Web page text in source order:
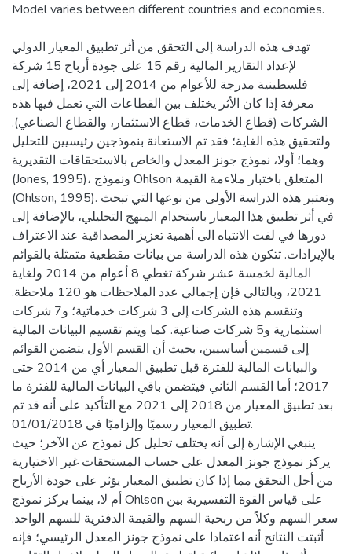
Model varies between different countries and economies.
تهدف هذه الدراسة إلى التحقق من أثر تطبيق المعيار الدولي
لإعداد التقارير المالية رقم 15 على جودة أرباح 15 شركة
فلسطينية مدرجة للأعوام من 2014 إلى 2021، إضافة إلى
معرفة إذا كان الأثر يختلف بين القطاعات التي تعمل فيها هذه
الشركات (قطاع الخدمات، قطاع الاستثمار، والقطاع الصناعي).
ولتحقيق هذه الغاية؛ فقد تم الاستعانة بنموذجين رئيسيين للتحليل
وهما؛ أولا، نموذج جونز المعدل والخاص بالاستحقاقات التقديرية
(Jones, 1995)، ونموذج Ohlson المتعلق باختبار ملاءمة القيمة
(Ohlson, 1995). وتعتبر هذه الدراسة الأولى من نوعها التي تبحث
في أثر تطبيق هذا المعيار باستخدام المنهج التحليلي، بالإضافة إلى
دورها في لفت الانتباه الى أهمية تعزيز المصداقية عند الاعتراف
بالإيرادات. تتكون هذه الدراسة من بيانات مقطعية متمثلة بالقوائم
المالية لخمسة عشر شركة تغطي 8 أعوام من 2014 ولغاية
2021، وبالتالي فإن إجمالي عدد الملاحظات هو 120 ملاحظة.
وتنقسم هذه الشركات إلى 3 شركات خدماتية؛ و7 شركات
استثمارية و5 شركات صناعية. كما ويتم تقسيم البيانات المالية
إلى قسمين أساسيين، بحيث أن القسم الأول يتضمن القوائم
والبيانات المالية للفترة قبل تطبيق المعيار أي من 2014 حتى
2017؛ أما القسم الثاني فيتضمن باقي البيانات المالية للفترة ما
بعد تطبيق المعيار من 2018 إلى 2021 مع التأكيد على أنه قد تم
تطبيق المعيار رسميًا وإلزاميًا في 01/01/2018.
ينبغي الإشارة إلى أنه يختلف تحليل كل نموذج عن الآخر؛ حيث
يركز نموذج جونز المعدل على حساب المستحقات غير الاختيارية
من أجل التحقق مما إذا كان تطبيق المعيار يؤثر على جودة الأرباح
أم لا، بينما يركز نموذج Ohlson على قياس القوة التفسيرية بين
سعر السهم وكلاً من ربحية السهم والقيمة الدفترية للسهم الواحد.
أثبتت النتائج أنه اعتمادا على نموذج جونز المعدل الرئيسي؛ فإنه